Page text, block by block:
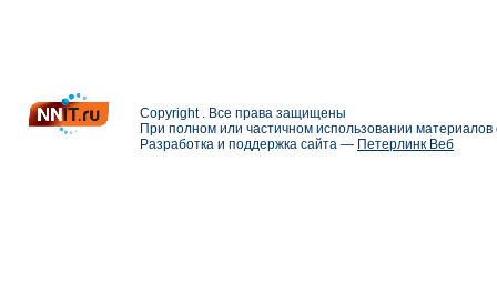
Copyright . Все права защищены
При полном или частичном использовании
Разработка и поддержка сайта — Петерлинк Веб